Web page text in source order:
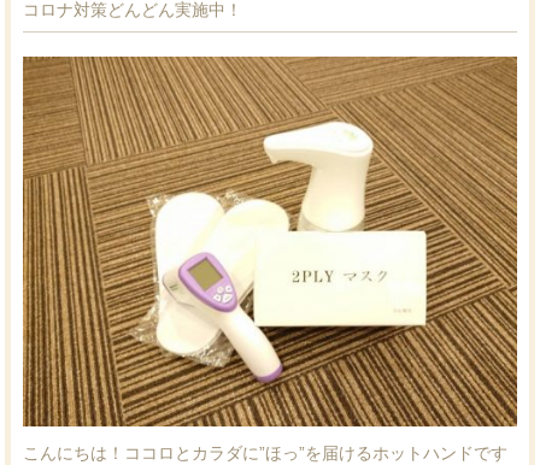
コロナ対策どんどん実施中！
こんにちは！ココロとカラダに”ほっ”を届けるホットハンドです